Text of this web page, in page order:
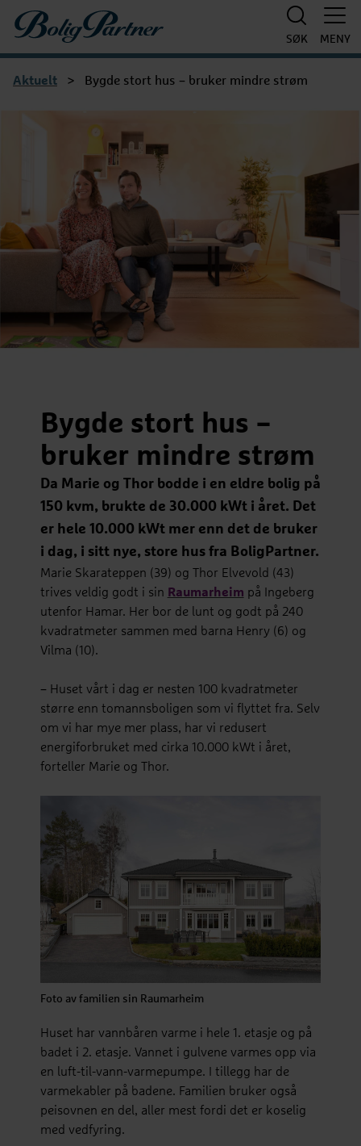
Boligpartner
SØK MENY
Aktuelt > Bygde stort hus – bruker mindre strøm
Bygde stort hus –
bruker mindre strøm
Da Marie og Thor bodde i en eldre bolig på
150 kvm, brukte de 30.000 kWt i året. Det
er hele 10.000 kWt mer enn det de bruker
i dag, i sitt nye, store hus fra BoligPartner.
Marie Skarateppen (39) og Thor Elvevold (43)
trives veldig godt i sin Raumarheim på Ingeberg
utenfor Hamar. Her bor de lunt og godt på 240
kvadratmeter sammen med barna Henry (6) og
Vilma (10).
– Huset vårt i dag er nesten 100 kvadratmeter
større enn tomannsboligen som vi flyttet fra. Selv
om vi har mye mer plass, har vi redusert
energiforbruket med cirka 10.000 kWt i året,
forteller Marie og Thor.
Foto av familien sin Raumarheim
Huset har vannbåren varme i hele 1. etasje og på
badet i 2. etasje. Vannet i gulvene varmes opp via
en luft-til-vann-varmepumpe. I tillegg har de
varmekabler på badene. Familien bruker også
peisovnen en del, aller mest fordi det er koselig
med vedfyring.